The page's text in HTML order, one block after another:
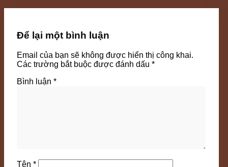
Để lại một bình luận
Email của bạn sẽ không được hiển thị công khai.
Các trường bắt buộc được đánh dấu *
Bình luận *
Tên *